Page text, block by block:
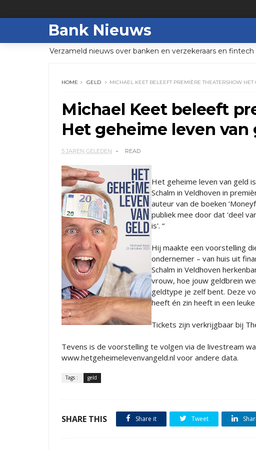
Bank Nieuws
Verzameld nieuws over banken en verzekeraars en fintech
HOME GELD MICHAEL KEET BELEEFT PREMIÈRE THEATERSHOW
Michael Keet beleeft
Het geheime leven van
5 JAREN GELEDEN READ
Het geheime leven van geld
Schalm in Veldhoven in
auteur van de boeken
publiek mee door dat 'deel
is'. “
Hij maakte een voorstelling
ondernemer – van huis uit
Schalm in Veldhoven
vrouw, hoe jouw geldbrein
geldtype je zelf bent. Deze
heeft én zin heeft in een leuke
Tickets zijn verkrijgbaar bij
Tevens is de voorstelling te volgen via de livestream
www.hetgeheimelevenvangeld.nl voor andere data.
Tags : geld
SHARE THIS Share it Tweet